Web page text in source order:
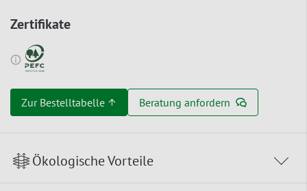
Zertifikate
Zur Bestelltabelle ↑ Beratung anfordern
Ökologische Vorteile